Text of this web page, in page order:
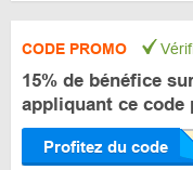
CODE PROMO
15% de bénéfice
appliquant ce code
Profitez du code